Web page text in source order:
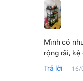
Mình có
rộng rãi, kệ
Trả lời 16/